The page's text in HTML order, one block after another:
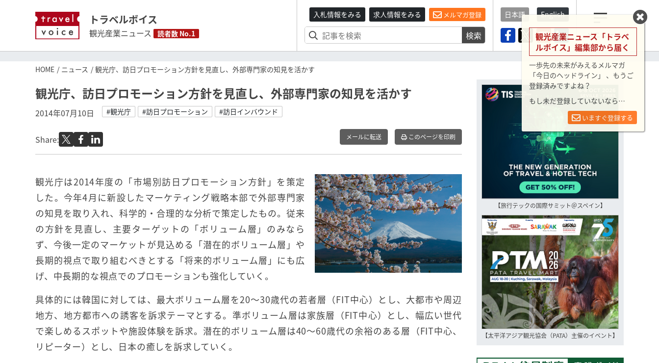
トラベルボイス
観光産業ニュース 読者数 No.1
入札情報をみる 求人情報をみる メルマガ登録
検索
日本語 English
メニュー
HOME ニュース 観光庁、訪日プロモーション方針を見直し、外部専門家の知見を活かす
観光庁、訪日プロモーション方針を見直し、外部専門家の知見を活かす
2014年07月10日 #観光庁 #訪日プロモーション #訪日インバウンド
Share: メールに転送 このページを印刷
観光庁は2014年度の「市場別訪日プロモーション方針」を策定
した。今年4月に新設したマーケティング戦略本部で外部専門家
の知見を取り入れ、科学的・合理的な分析で策定したもの。従来
の方針を見直し、主要ターゲットの「ボリューム層」のみなら
ず、今後一定のマーケットが見込める「潜在的ボリューム層」や
長期的視点で取り組むべきとする「将来的ボリューム層」にも広
げ、中長期的な視点でのプロモーションも強化していく。
具体的には韓国に対しては、最大ボリューム層を20～30歳代の若者層（FIT中心）とし、大都市や周辺
地方、地方都市への誘客を訴求テーマとする。準ボリューム層は家族層（FIT中心）とし、幅広い世代
で楽しめるスポットや施設体験を訴求。潜在的ボリューム層は40～60歳代の余裕のある層（FIT中心、
リピーター）とし、日本の癒しを訴求していく。
【旅行テックの国際サミット＠スペイン】
【太平洋アジア観光協会（PATA）主催のイベント】
観光産業ニュース「トラベ
ルボイス」編集部から届く
一歩先の未来がみえるメルマガ
「今日のヘッドライン」 、もうご
登録済みですよね？
もし未だ登録していないなら…
いますぐ登録する